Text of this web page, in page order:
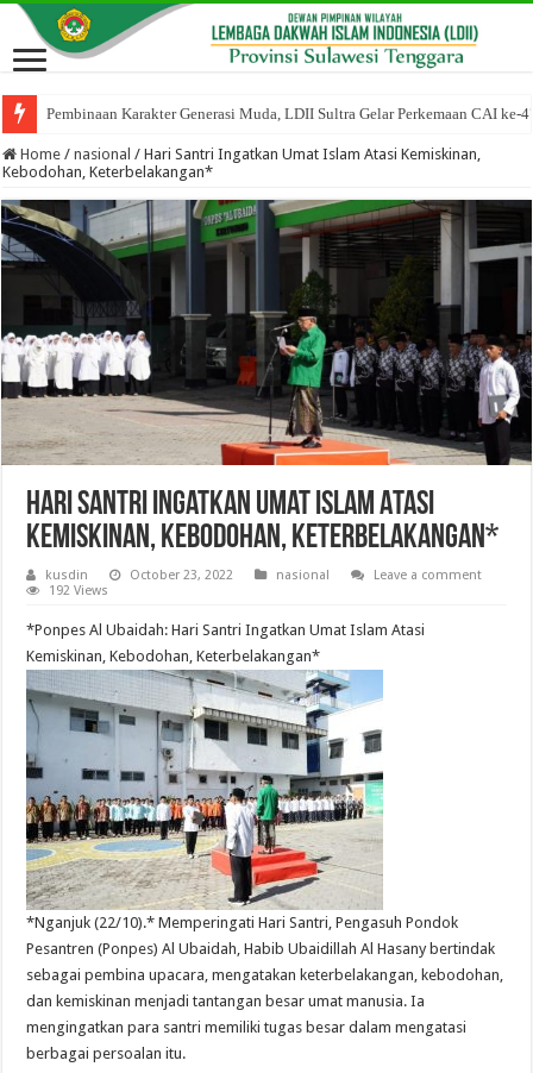
Pembinaan Karakter Generasi Muda, LDII Sultra Gelar Perkemaan CAI ke-
Home / nasional / Hari Santri Ingatkan Umat Islam Atasi Kemiskinan,
Kebodohan, Keterbelakangan*
Hari Santri Ingatkan Umat Islam Atasi
Kemiskinan, Kebodohan, Keterbelakangan*
kusdin October 23, 2022 nasional
Leave a comment
192 Views
*Ponpes Al Ubaidah: Hari Santri Ingatkan Umat Islam Atasi
Kemiskinan, Kebodohan, Keterbelakangan*
*Nganjuk (22/10).* Memperingati Hari Santri, Pengasuh Pondok
Pesantren (Ponpes) Al Ubaidah, Habib Ubaidillah Al Hasany bertindak
sebagai pembina upacara, mengatakan keterbelakangan, kebodohan,
dan kemiskinan menjadi tantangan besar umat manusia. Ia
mengingatkan para santri memiliki tugas besar dalam mengatasi
berbagai persoalan itu.